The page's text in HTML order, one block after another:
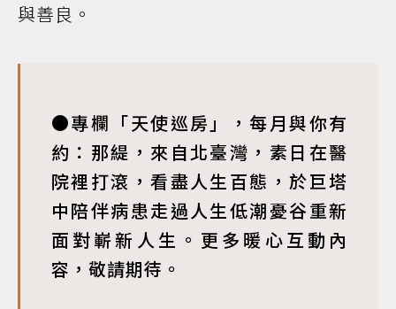
與善良。
●專欄「天使巡房」，每月與你有
約：那緹，來自北臺灣，素日在醫
院裡打滾，看盡人生百態，於巨塔
中陪伴病患走過人生低潮憂谷重新
面對嶄新人生。更多暖心互動內
容，敬請期待。